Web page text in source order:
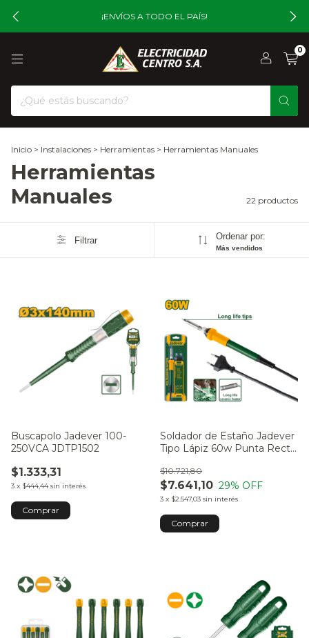
¡ENVÍOS A TODO EL PAÍS!
0
Inicio > Instalaciones > Herramientas > Herramientas Manuales
Herramientas
Manuales
22 productos
Filtrar Ordenar por:
Más vendidos
Buscapolo Jadever 100-
250VCA JDTP1502
$1.333,31
3 x $444,44 sin interés
Soldador de Estaño Jadever
Tipo Lápiz 60w Punta Recta
$7.641,10
$10.721,80
29% OFF
3 x $2.547,03 sin interés